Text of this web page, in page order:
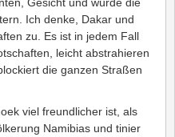
Ich denke, Dakar und
zu. Es ist in jedem Fall
leicht abstrahieren
die ganzen Straßen
viel freundlicher ist, als
Namibias und tinier